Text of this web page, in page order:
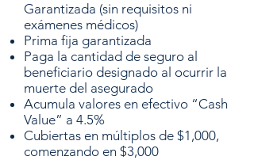
Garantizada (sin requisitos ni
exámenes médicos)
Prima fija garantizada
Paga la cantidad de seguro al
beneficiario designado al ocurrir la
muerte del asegurado
Acumula valores en efectivo “Cash
Value” a 4.5%
Cubiertas en múltiplos de $1,000,
comenzando en $3,000